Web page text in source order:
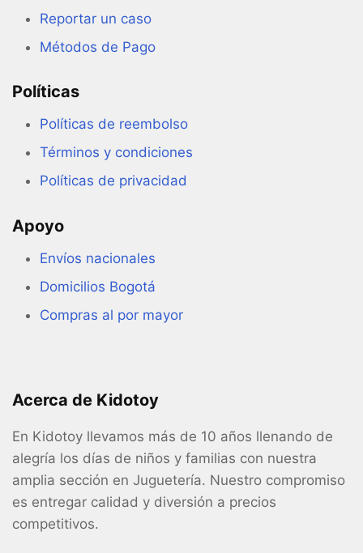
Reportar un caso
Métodos de Pago
Políticas
Políticas de reembolso
Términos y condiciones
Políticas de privacidad
Apoyo
Envíos nacionales
Domicilios Bogotá
Compras al por mayor
Acerca de Kidotoy
En Kidotoy llevamos más de 10 años llenando de
alegría los días de niños y familias con nuestra
amplia sección en Juguetería. Nuestro compromiso
es entregar calidad y diversión a precios
competitivos.